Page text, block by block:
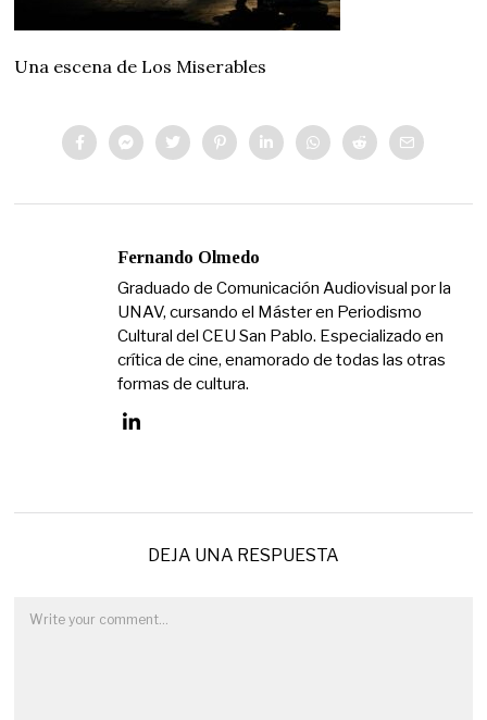
Una escena de Los Miserables
Fernando Olmedo
Graduado de Comunicación Audiovisual por la
UNAV, cursando el Máster en Periodismo
Cultural del CEU San Pablo. Especializado en
crítica de cine, enamorado de todas las otras
formas de cultura.
DEJA UNA RESPUESTA